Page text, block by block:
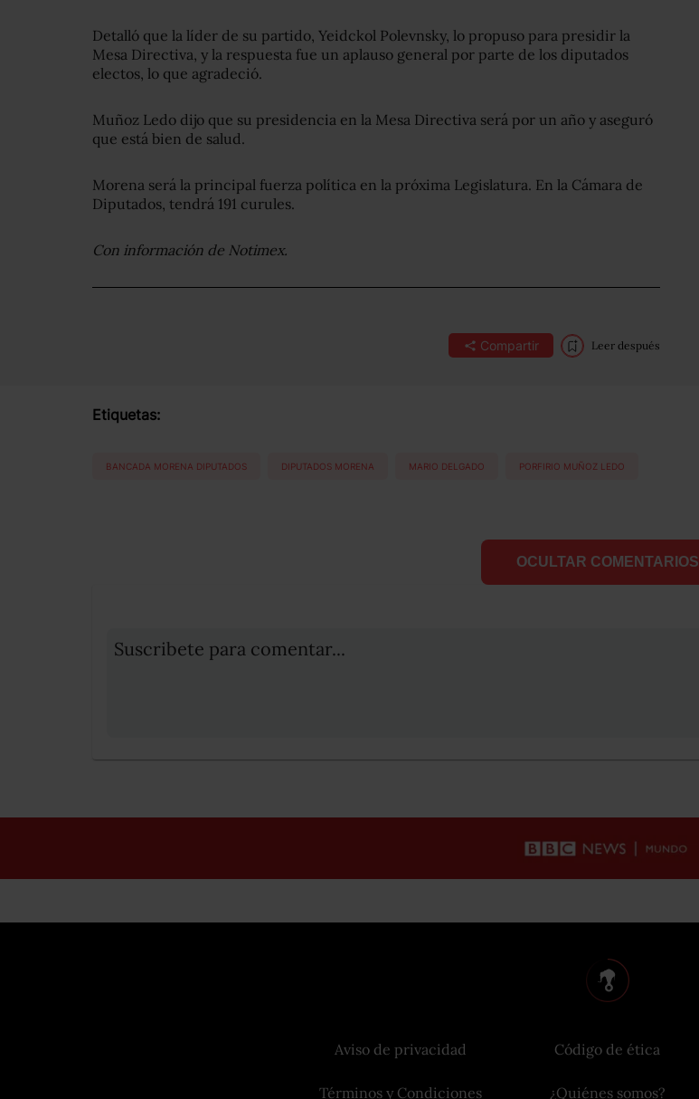
Detalló que la líder de su partido, Yeidckol Polevnsky, lo propuso para presidir la
Mesa Directiva, y la respuesta fue un aplauso general por parte de los diputados
electos, lo que agradeció.
Muñoz Ledo dijo que su presidencia en la Mesa Directiva será por un año y aseguró
que está bien de salud.
Morena será la principal fuerza política en la próxima Legislatura. En la Cámara de
Diputados, tendrá 191 curules.
Con información de Notimex.
Compartir Leer después
Etiquetas:
BANCADA MORENA DIPUTADOS DIPUTADOS MORENA MARIO DELGADO PORFIRIO MUÑOZ LEDO
OCULTAR COMENTARIOS
Suscribete para comentar...
Aviso de privacidad
Términos y Condiciones
Código de ética
¿Quiénes somos?